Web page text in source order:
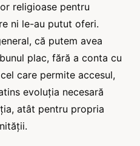
religioase pentru
ni le-au putut oferi.
că putem avea
plac, fără a conta cu
care permite accesul,
evoluția necesară
atât pentru propria